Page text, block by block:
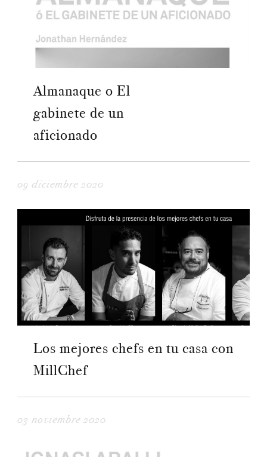
Almanaque o El
gabinete de un
aficionado
09 diciembre 2020
Los mejores chefs en tu casa con
MillChef
03 noviembre 2020